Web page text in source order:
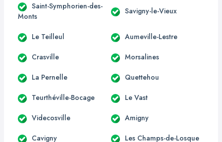
Saint-Symphorien-des-
Monts
Savigny-le-Vieux
Le Teilleul Aumeville-Lestre
Crasville Morsalines
La Pernelle Quettehou
Teurthéville-Bocage Le Vast
Videcosville Amigny
Cavigny Les Champs-de-Losque